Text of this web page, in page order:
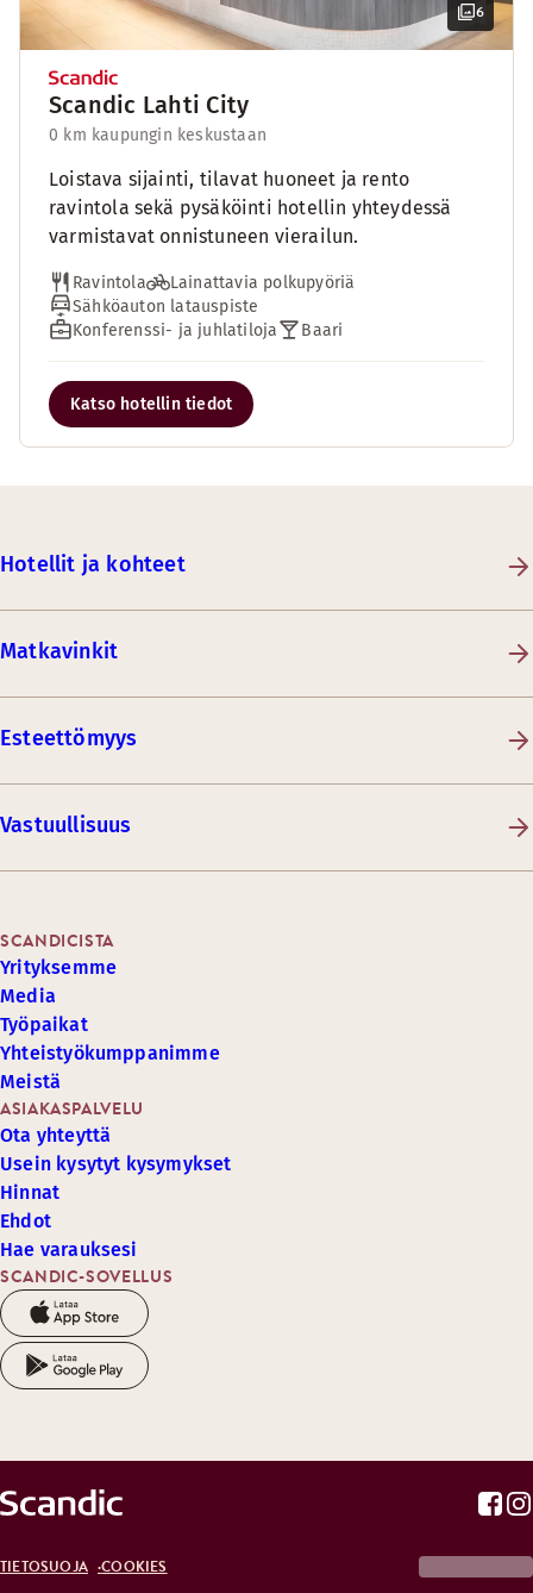
6
Scandic Lahti City
0 km kaupungin keskustaan
Loistava sijainti, tilavat huoneet ja rento
ravintola sekä pysäköinti hotellin yhteydessä
varmistavat onnistuneen vierailun.
Ravintola
Lainattavia polkupyöriä
Sähköauton latauspiste
Konferenssi- ja juhlatiloja
Baari
Katso hotellin tiedot
Hotellit ja kohteet
Matkavinkit
Esteettömyys
Vastuullisuus
SCANDIC-SOVELLUS
ASIAKASPALVELU
Ota yhteyttä
Usein kysytyt kysymykset
Hinnat
Ehdot
Hae varauksesi
SCANDICISTA
Yrityksemme
Media
Työpaikat
Yhteistyökumppanimme
Meistä
TIETOSUOJA COOKIES